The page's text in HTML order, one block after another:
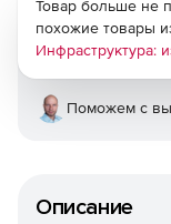
Описание
Товар больше не
похожие товары
Инфраструктура:
Поможем с